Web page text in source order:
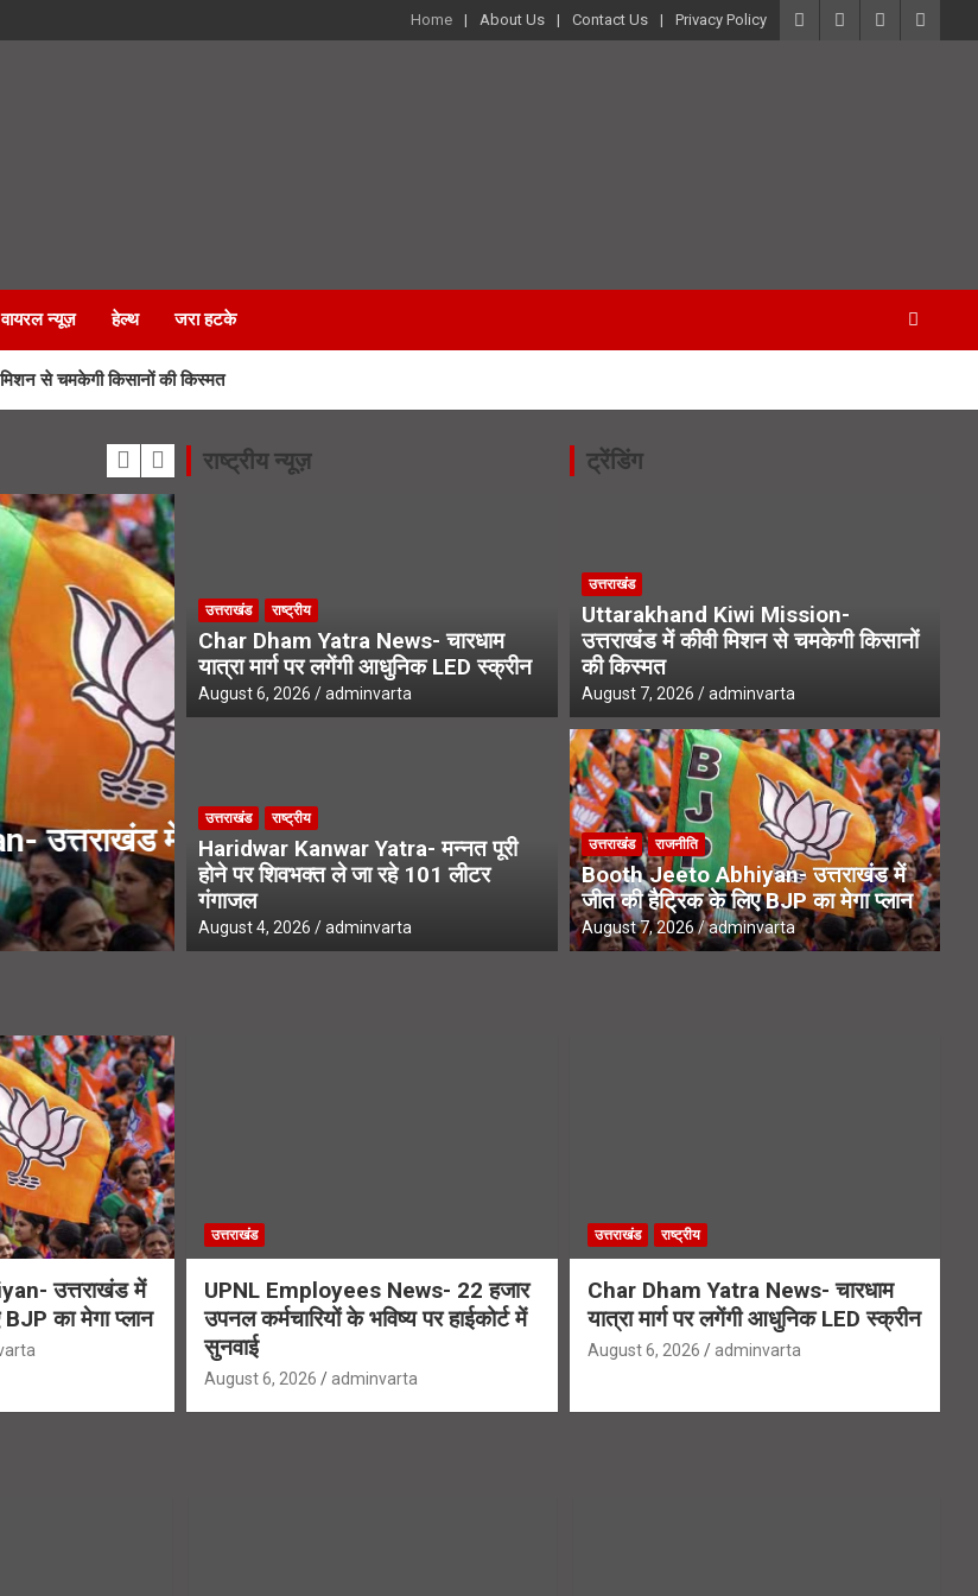
Home About Us Contact Us Privacy Policy
वायरल न्यूज़ हेल्थ जरा हटके
से चमकेगी किसानों की किस्मत
के भविष्य पर हाईकोर्ट में सुनवाई
लगेंगी आधुनिक LED स्क्रीन
अनमैप्ड वोटरों पर विशेष फोकस
हैट्रिक के
उत्तराखंड
UPNL Employees News- 22 हजार उपनल कर्मचारियों
के भविष्य पर हाईकोर्ट में सुनवाई
राष्ट्रीय न्यूज़
उत्तराखंड राष्ट्रीय
Char Dham Yatra News- चारधाम
यात्रा मार्ग पर लगेंगी आधुनिक LED स्क्रीन
August 6, 2026 adminvarta
उत्तराखंड राष्ट्रीय
Haridwar Kanwar Yatra- मन्नत पूरी
होने पर शिवभक्त ले जा रहे 101 लीटर
गंगाजल
August 4, 2026 adminvarta
ट्रेंडिंग
उत्तराखंड
Uttarakhand Kiwi Mission-
उत्तराखंड में कीवी मिशन से चमकेगी किसानों
की किस्मत
August 7, 2026 adminvarta
उत्तराखंड राजनीति
Booth Jeeto Abhiyan- उत्तराखंड में
जीत की हैट्रिक के लिए BJP का मेगा प्लान
August 7, 2026 adminvarta
उत्तराखंड में
का मेगा प्लान
उत्तराखंड
UPNL Employees News- 22 हजार
उपनल कर्मचारियों के भविष्य पर हाईकोर्ट में
सुनवाई
August 6, 2026 adminvarta
उत्तराखंड राष्ट्रीय
Char Dham Yatra News- चारधाम
यात्रा मार्ग पर लगेंगी आधुनिक LED स्क्रीन
August 6, 2026 adminvarta